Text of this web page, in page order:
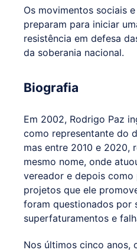
Os movimentos sociais
preparam para iniciar
resistência em defesa
da soberania nacional.
Biografia
Em 2002, Rodrigo Paz
como representante do
mas entre 2010 e 2020,
mesmo nome, onde
vereador e depois como
projetos que ele
foram questionados por
superfaturamentos e
Nos últimos cinco anos,